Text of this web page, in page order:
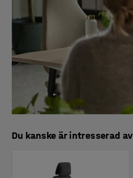
Du kanske är intresserad av